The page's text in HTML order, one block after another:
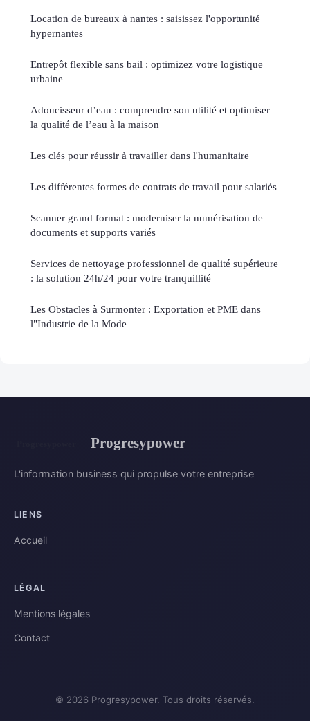
Location de bureaux à nantes : saisissez l'opportunité
hypernantes
Entrepôt flexible sans bail : optimizez votre logistique
urbaine
Adoucisseur d’eau : comprendre son utilité et optimiser
la qualité de l’eau à la maison
Les clés pour réussir à travailler dans l'humanitaire
Les différentes formes de contrats de travail pour salariés
Scanner grand format : moderniser la numérisation de
documents et supports variés
Services de nettoyage professionnel de qualité supérieure
: la solution 24h/24 pour votre tranquillité
Les Obstacles à Surmonter : Exportation et PME dans
l"Industrie de la Mode
Progresypower
L'information business qui propulse votre entreprise
LIENS
Accueil
LÉGAL
Mentions légales
Contact
© 2026 Progresypower. Tous droits réservés.